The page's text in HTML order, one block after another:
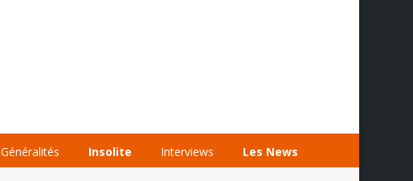
Généralités Insolite Interviews Les News